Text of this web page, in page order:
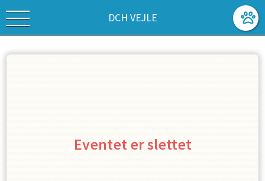
DCH VEJLE
Eventet er slettet